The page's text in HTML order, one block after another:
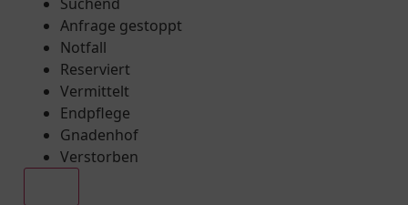
Anfrage gestoppt
Notfall
Reserviert
Vermittelt
Endpflege
Gnadenhof
Verstorben